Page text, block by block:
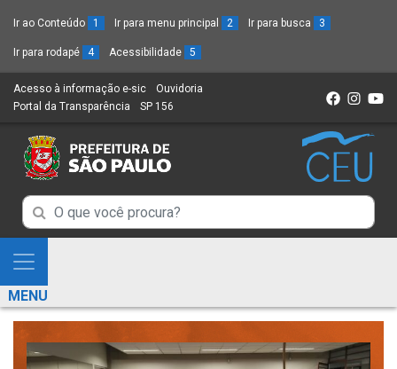
Ir ao Conteúdo 1 Ir para menu principal 2 Ir para busca 3
Ir para rodapé 4 Acessibilidade 5
Acesso à informação e-sic (Link
para
novo
sítio)
Ouvidoria
Portal da Transparência (Link
um
novo
SP 156
Campo
de
Busca
de
informações
Campo
de
de
informações
Mostra
e
Esconde
Menu
MENU